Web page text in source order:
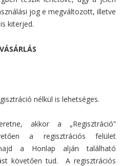
jog e megváltozott, illetve
kiterjed.
nélkül is lehetséges.
akkor a „Regisztráció”
a regisztrációs felület
a Honlap alján található
követően tud. A regisztrációs